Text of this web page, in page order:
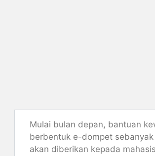
Mulai bulan depan, bantuan
berbentuk e-dompet sebanyak
akan diberikan kepada